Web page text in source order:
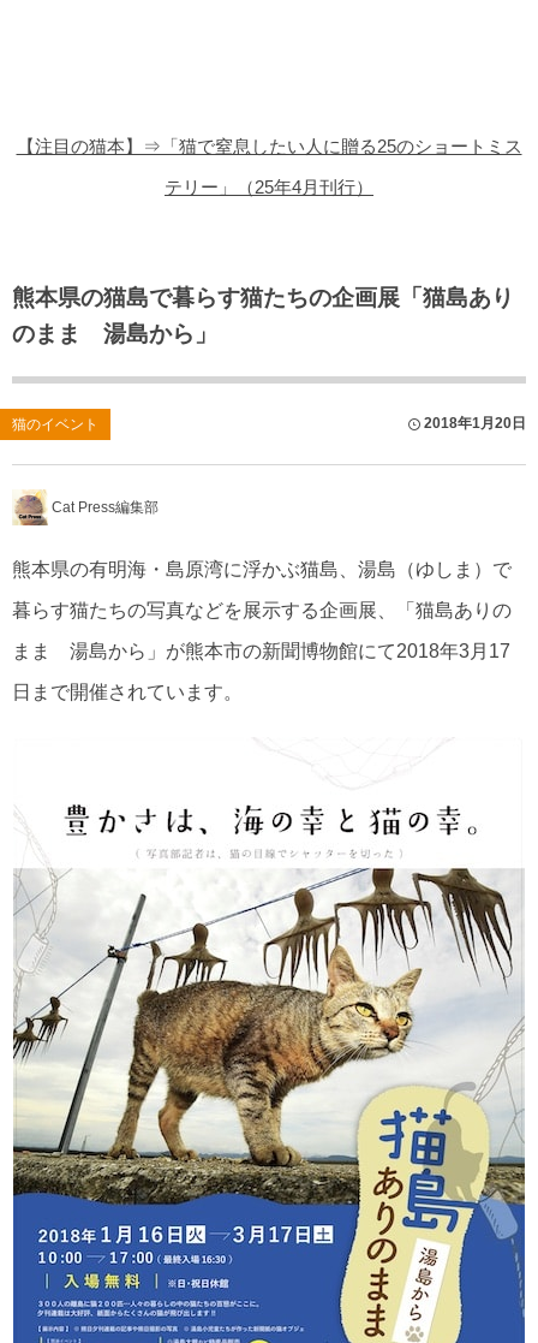
【注目の猫本】⇒「猫で窒息したい人に贈る25のショートミス
テリー」（25年4月刊行）
熊本県の猫島で暮らす猫たちの企画展「猫島あり
のまま 湯島から」
猫のイベント 2018年1月20日
Cat Press編集部
熊本県の有明海・島原湾に浮かぶ猫島、湯島（ゆしま）で
暮らす猫たちの写真などを展示する企画展、「猫島ありの
まま 湯島から」が熊本市の新聞博物館にて2018年3月17
日まで開催されています。
猫のゲーム・アプリ
猫のフリー写真素材